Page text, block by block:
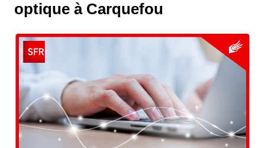
optique à Carquefou